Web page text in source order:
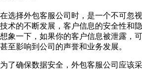
在选择外包客服公司时，是一个不可忽
技术的不断发展，客户信息的安全性和
想象一下，如果你的客户信息被泄露，
甚至影响到公司的声誉和业务发展。
为了确保数据安全，外包客服公司应该